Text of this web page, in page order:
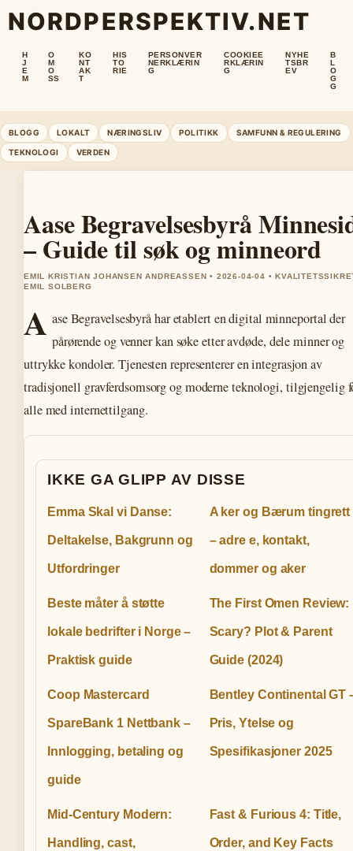
NORDPERSPEKTIV.NET
H
J
E
M
O
M
O
SS
KO
NT
AK
T
HIS
TO
RIE
PERSONVER
NERKLÆRIN
G
COOKIEE
RKLÆRIN
G
NYHE
TSBR
EV
B
L
O
G
G
BLOGG LOKALT NÆRINGSLIV POLITIKK SAMFUNN & REGULERING
TEKNOLOGI VERDEN
Aase Begravelsesbyrå
– Guide til søk og minneord
EMIL KRISTIAN JOHANSEN ANDREASSEN • 2026-04-04 •
EMIL SOLBERG
A ase Begravelsesbyrå har etablert en digital minneportal der
pårørende og venner kan søke etter avdøde, dele minner og
uttrykke kondoler. Tjenesten representerer en integrasjon av
tradisjonell gravferdsomsorg og moderne teknologi, tilgjengelig
alle med internettilgang.
IKKE GA GLIPP AV DISSE
Emma Skal vi Danse:
Deltakelse, Bakgrunn og
Utfordringer
A ker og Bærum tingrett
– adre e, kontakt,
dommer og aker
Beste måter å støtte
lokale bedrifter i Norge –
Praktisk guide
The First Omen Review:
Scary? Plot & Parent
Guide (2024)
Coop Mastercard
SpareBank 1 Nettbank –
Innlogging, betaling og
guide
Bentley Continental GT
Pris, Ytelse og
Spesifikasjoner 2025
Mid-Century Modern:
Handling, cast,
Fast & Furious 4: Title,
Order, and Key Facts